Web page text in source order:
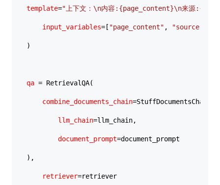
template="上下文：\n内容:{page_content}\n来源
input_variables=[ "page_content" , "source"
)
qa = RetrievalQA(
combine_documents_chain=StuffDocumentsChain(
llm_chain=llm_chain,
document_prompt=document_prompt
),
retriever=retriever